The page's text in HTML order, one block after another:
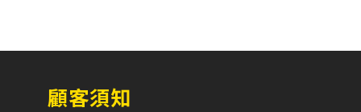
顧客須知